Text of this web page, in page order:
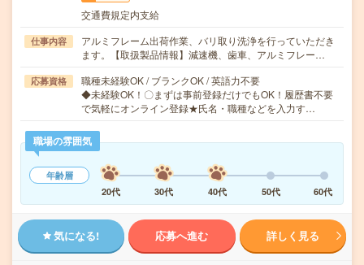
交通費規定内支給
仕事内容
アルミフレーム出荷作業、バリ取り洗浄を行っていただき
ます。【取扱製品情報】減速機、歯車、アルミフレー…
応募資格
職種未経験OK / ブランクOK / 英語力不要
◆未経験OK！〇まずは事前登録だけでもOK！履歴書不要
で気軽にオンライン登録★氏名・職種などを入力す…
職場の雰囲気
年齢層
20代
30代 40代 50代 60代
気になる! 応募へ進む 詳しく見る